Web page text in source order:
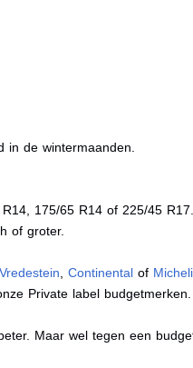
de wintermaanden.
175/65 R14 of 225/45 R17.
of groter.
Vredestein ,Continental of
Private label budgetmerken.
Maar wel tegen een